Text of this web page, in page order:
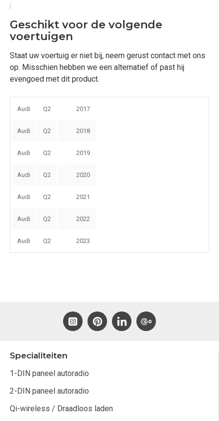
Geschikt voor de volgende
voertuigen
Staat uw voertuig er niet bij, neem gerust contact met ons
op. Misschien hebben we een alternatief of past hij
evengoed met dit product.
Audi Q2 2017
Audi Q2 2018
Audi Q2 2019
Audi Q2 2020
Audi Q2 2021
Audi Q2 2022
Audi Q2 2023
Specialiteiten
1-DIN paneel autoradio
2-DIN paneel autoradio
Qi-wireless / Draadloos laden